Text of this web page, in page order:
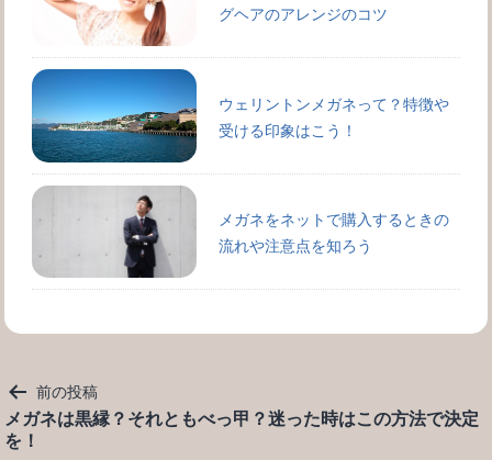
グヘアのアレンジのコツ
ウェリントンメガネって？特徴や
受ける印象はこう！
メガネをネットで購入するときの
流れや注意点を知ろう
投
稿
ナ
前の投稿
メガネは黒縁？それともべっ甲？迷った時はこの方法で決定
を！